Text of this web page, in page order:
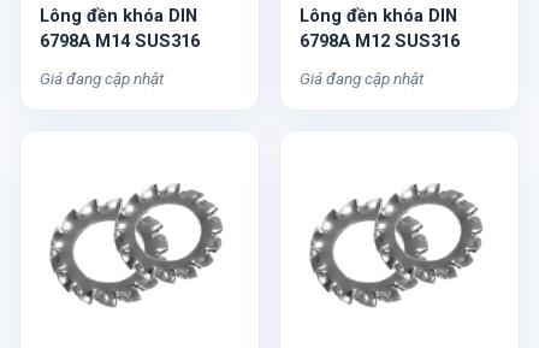
Lông đền khóa DIN
6798A M14 SUS316
Giá đang cập nhật
Lông đền khóa DIN
6798A M12 SUS316
Giá đang cập nhật